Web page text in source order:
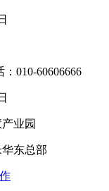
010-60606666
业园
东总部